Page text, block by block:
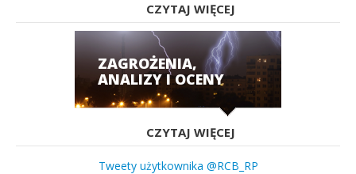
CZYTAJ WIĘCEJ
ZAGROŻENIA,
ANALIZY I OCENY
CZYTAJ WIĘCEJ
Tweety użytkownika @RCB_RP